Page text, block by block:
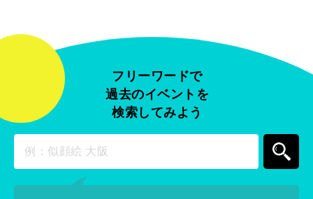
フリーワードで
過去のイベントを
検索してみよう